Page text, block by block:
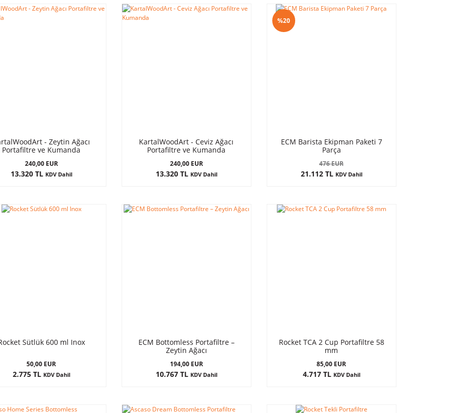
- Zeytin Ağacı
Portafiltre ve Kumanda
240,00 EUR
13.320 TL KDV Dahil
KartalWoodArt - Ceviz Ağacı
Portafiltre ve Kumanda
240,00 EUR
13.320 TL KDV Dahil
%20
ECM Barista Ekipman Paketi 7
Parça
476 EUR
21.112 TL KDV Dahil
Sütlük 600 ml Inox
50,00 EUR
2.775 TL KDV Dahil
ECM Bottomless Portafiltre –
Zeytin Ağacı
194,00 EUR
10.767 TL KDV Dahil
Rocket TCA 2 Cup Portafiltre 58
mm
85,00 EUR
4.717 TL KDV Dahil